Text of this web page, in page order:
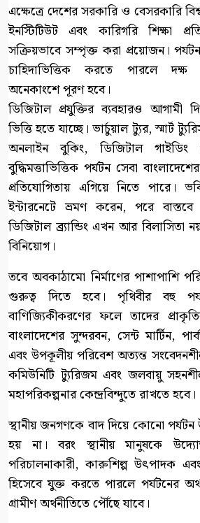
এক্ষেত্রে দেশের সরকারি ও বেসরকারি
ইনস্টিটিউট এবং কারিগরি শিক্ষা
সক্রিয়ভাবে সম্পৃক্ত করা প্রয়োজন।
চাহিদাভিত্তিক করতে পারলে দক্ষ
অনেকাংশে পূরণ হবে।
ডিজিটাল প্রযুক্তির ব্যবহারও আগামী
ভিত্তি হতে যাচ্ছে। ভার্চুয়াল ট্যুর, স্মার্ট
অনলাইন বুকিং, ডিজিটাল গাইডিং
বুদ্ধিমত্তাভিত্তিক পর্যটন সেবা
প্রতিযোগিতায় এগিয়ে নিতে পারে।
ইন্টারনেটে ভ্রমণ করেন, পরে
ডিজিটাল ব্র্যান্ডিং এখন আর বিলাসিতা
বিনিয়োগ।
তবে অবকাঠামো নির্মাণের পাশাপাশি
গুরুত্ব দিতে হবে। পৃথিবীর বহু
বাণিজ্যিকীকরণের ফলে তাদের
বাংলাদেশের সুন্দরবন, সেন্ট মার্টিন,
এবং উপকূলীয় পরিবেশ অত্যন্ত
কমিউনিটি ট্যুরিজম এবং জলবায়ু
মহাপরিকল্পনার কেন্দ্রবিন্দুতে রাখতে হবে।
স্থানীয় জনগণকে বাদ দিয়ে কোনো পর্যটন
হয় না। বরং স্থানীয় মানুষকে
পরিচালনাকারী, কারুশিল্প উৎপাদক
হিসেবে যুক্ত করতে পারলে পর্যটনের
গ্রামীণ অর্থনীতিতে পৌঁছে যাবে।